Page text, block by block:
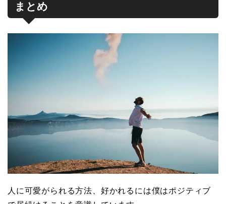
まとめ
人に可愛がられる方法、好かれるには僕はポジティブ